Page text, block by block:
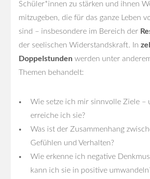
Schüler*innen zu stärken und ihnen
mitzugeben, die für das ganze Leben
sind – insbesondere im Bereich der
der seelischen Widerstandskraft. In
Doppelstunden werden unter
Themen behandelt:
Wie setze ich mir sinnvolle Ziele –
erreiche ich sie?
Was ist der Zusammenhang
Gefühlen und Verhalten?
Wie erkenne ich negative
kann ich sie in positive